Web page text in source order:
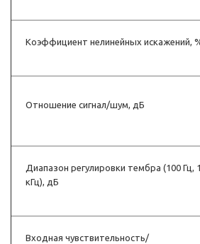
Коэффициент нелинейных искажений,
Отношение сигнал/шум, дБ
Диапазон регулировки тембра (100 Гц,
кГц), дБ
Входная чувствительность/